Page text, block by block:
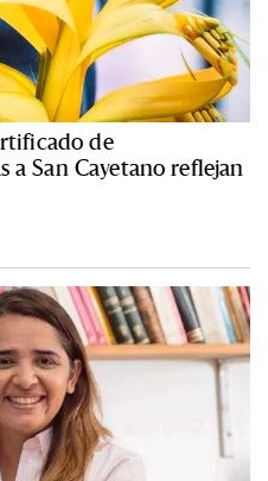
de
a San Cayetano reflejan